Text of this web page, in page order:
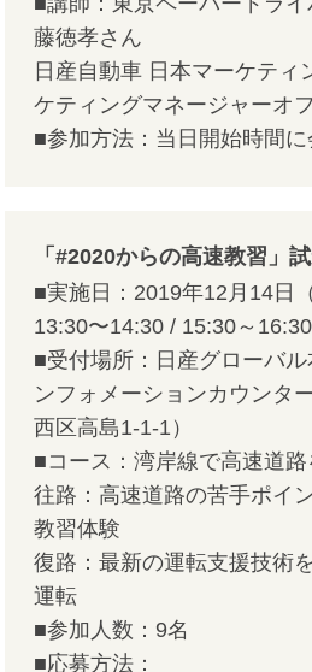
藤徳孝さん
日産自動車 日本マーケティ
ケティングマネージャーオ
■参加方法：当日開始時間
「#2020からの高速教習」
■実施日：2019年12月14日
13:30〜14:30 / 15:30～
■受付場所：日産グローバ
ンフォメーションカウンタ
西区高島1-1-1）
■コース：湾岸線で高速道
往路：高速道路の苦手ポイ
教習体験
復路：最新の運転支援技術
運転
■参加人数：9名
■応募方法：